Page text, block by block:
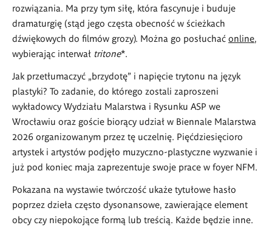
rozwiązania. Ma przy tym siłę, która fascynuje i buduje
dramaturgię (stąd jego częsta obecność w ścieżkach
dźwiękowych do filmów grozy). Można go posłuchać online,
wybierając interwał tritone*.
Jak przetłumaczyć „brzydotę” i napięcie trytonu na język
plastyki? To zadanie, do którego zostali zaproszeni
wykładowcy Wydziału Malarstwa i Rysunku ASP we
Wrocławiu oraz goście biorący udział w Biennale Malarstwa
2026 organizowanym przez tę uczelnię. Pięćdziesięcioro
artystek i artystów podjęło muzyczno-plastyczne wyzwanie i
już pod koniec maja zaprezentuje swoje prace w foyer NFM.
Pokazana na wystawie twórczość ukaże tytułowe hasło
poprzez dzieła często dysonansowe, zawierające element
obcy czy niepokojące formą lub treścią. Każde będzie inne.